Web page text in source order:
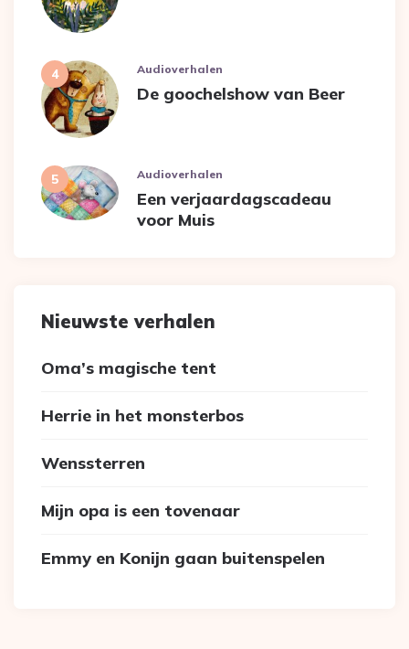
Audioverhalen
De goochelshow van Beer
Audioverhalen
Een verjaardagscadeau
voor Muis
Nieuwste verhalen
Oma’s magische tent
Herrie in het monsterbos
Wenssterren
Mijn opa is een tovenaar
Emmy en Konijn gaan buitenspelen